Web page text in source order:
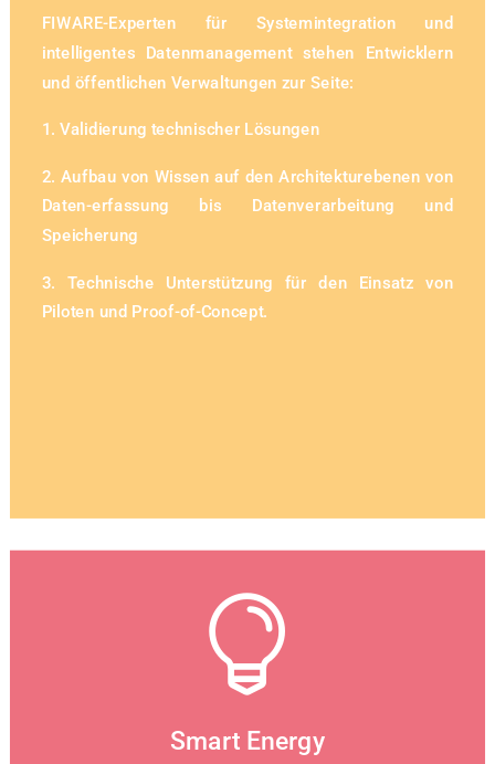
FIWARE-Experten für Systemintegration und
intelligentes Datenmanagement stehen Entwicklern
und öffentlichen Verwaltungen zur Seite:
1. Validierung technischer Lösungen
2. Aufbau von Wissen auf den Architekturebenen von
Daten-erfassung bis Datenverarbeitung und
Speicherung
3. Technische Unterstützung für den Einsatz von
Piloten und Proof-of-Concept.

Smart Energy